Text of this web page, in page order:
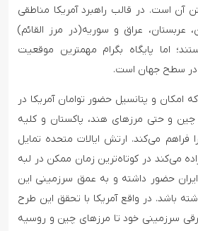
آن است. در قالب راهبرد آمریکا مناطقی
عربستان، عراق و ‌سوریه(در مرز القائم)
اما پایگاه بگرام مهمترین موقعیت
در سطح جهان است.
امکان و پتانسیل حضور توامان آمریکا در
چین و‌ حتی مرزهای هند، پاکستان و کلیه
فراهم می‌کند. ارتش ایالات متحده تمایل
می‌کند در کوتاه‌ترین زمان ممکن در لبه
حضور داشته و به عمق سرزمینی این
باشد. در واقع آمریکا با تحقق این طرح
سرزمینی خود تا مرزهای چین و روسیه